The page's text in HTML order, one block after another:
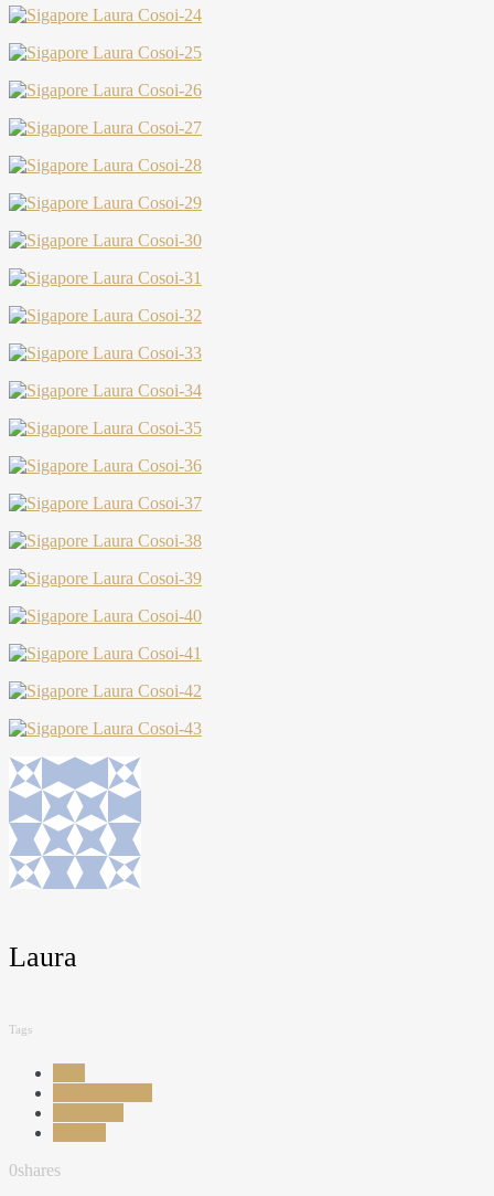
Laura
Tags
0shares